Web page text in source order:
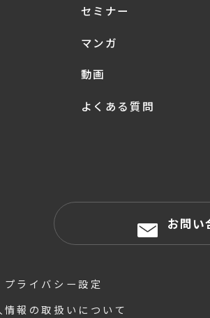
セミナー
マンガ
動画
よくある質問
プライバシー設定
情報の取扱いについて
お問い